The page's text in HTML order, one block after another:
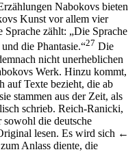
Nabokovs bieten
Kunst vor allem vier
Sprache zählt: „Die Sprache
die Phantasie.“27 Die
nicht unerheblichen
Werk. Hinzu kommt,
auf Texte bezieht, die ab
stammen aus der Zeit, als
schrieb. Reich-Ranicki,
sowohl die deutsche
lesen. Es wird sich ←
Anlass diente, die